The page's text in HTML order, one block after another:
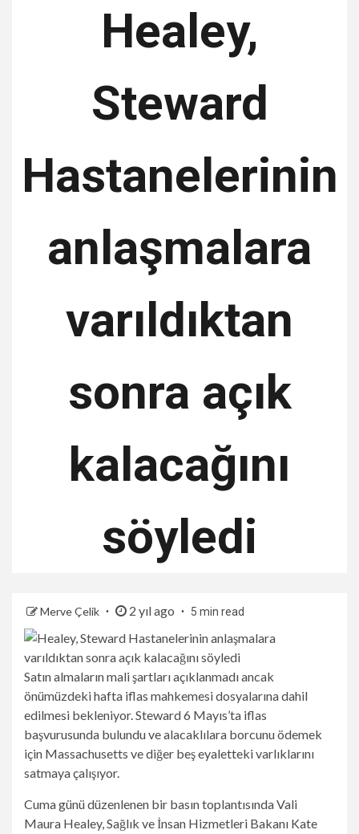
Healey,
Steward
Hastanelerinin
anlaşmalara
varıldıktan
sonra açık
kalacağını
söyledi
Merve Çelik 2 yıl ago 5 min read
Satın almaların mali şartları açıklanmadı ancak
önümüzdeki hafta iflas mahkemesi dosyalarına dahil
edilmesi bekleniyor. Steward 6 Mayıs’ta iflas
başvurusunda bulundu ve alacaklılara borcunu ödemek
için Massachusetts ve diğer beş eyaletteki varlıklarını
satmaya çalışıyor.
Cuma günü düzenlenen bir basın toplantısında Vali
Maura Healey, Sağlık ve İnsan Hizmetleri Bakanı Kate